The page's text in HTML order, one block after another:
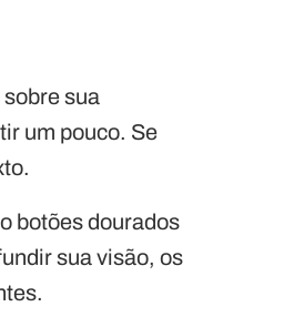
sua
um pouco. Se
botões dourados
sua visão, os